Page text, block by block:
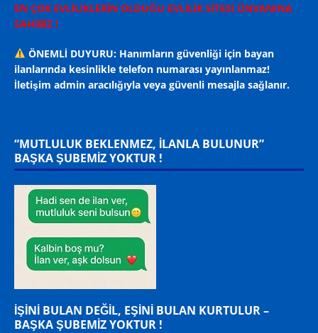
EN ÇOK EVLİLİKLERİN OLDUĞU EVLİLİK SİTESİ ÜNVANINA
SAHİBİZ !
ÖNEMLİ DUYURU: Hanımların güvenliği için bayan
ilanlarında kesinlikle telefon numarası yayınlanmaz!
İletişim admin aracılığıyla veya güvenli mesajla sağlanır.
“MUTLULUK BEKLENMEZ, ILANLA BULUNUR”
BAŞKA ŞUBEMİZ YOKTUR !
İŞİNİ BULAN DEĞİL, EŞİNİ BULAN KURTULUR –
BAŞKA ŞUBEMİZ YOKTUR !